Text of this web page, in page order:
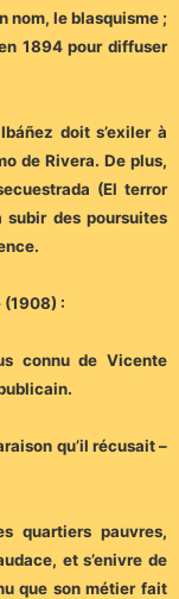
nom, le blasquisme ;
1894 pour diffuser
doit s’exiler à
de Rivera. De plus,
(El terror
des poursuites
:
connu de Vicente
qu’il récusait –
quartiers pauvres,
et s’enivre de
que son métier fait